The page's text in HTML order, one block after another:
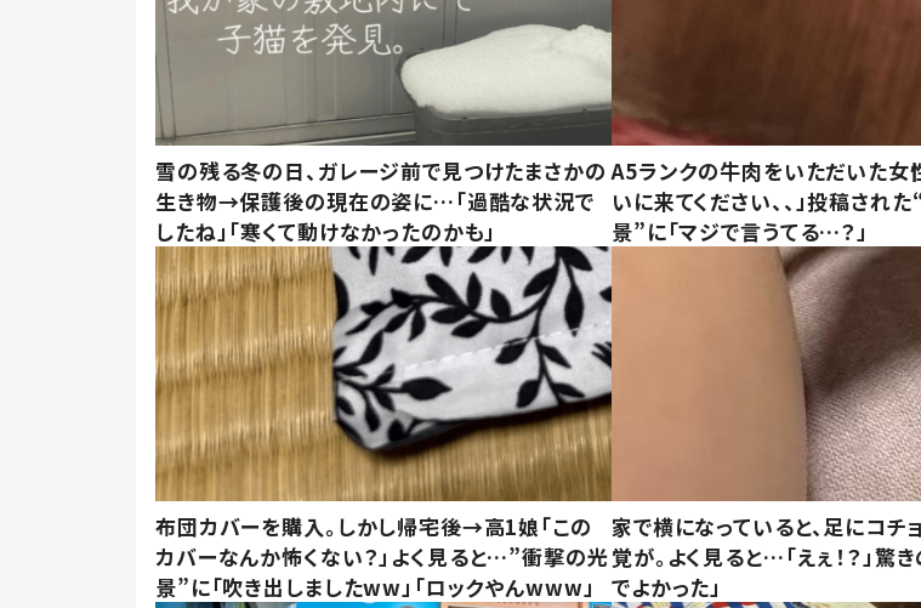
雪の残る冬の日、ガレージ前で見つけたまさかの
生き物→保護後の現在の姿に…「過酷な状況で
したね」「寒くて動けなかったのかも」
A5ランクの牛肉をいただいた女
いに来てください、、」投稿され
景”に「マジで言うてる…？」
布団カバーを購入。しかし帰宅後→高1娘「この
カバーなんか怖くない？」よく見ると…”衝撃の光
景”に「吹き出しましたww」「ロックやんwww」
家で横になっていると、足にコチ
覚が。よく見ると…「えぇ！？」驚
でよかった」